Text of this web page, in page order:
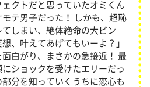
クトだと思っていたオミくん
テ男子だった！ しかも、超恥
しまい、絶体絶命の大ピン
、叶えてあげてもいーよ？」
白がり、まさかの急接近！ 最
ショックを受けたエリーだっ
分を知っていくうちに恋心も